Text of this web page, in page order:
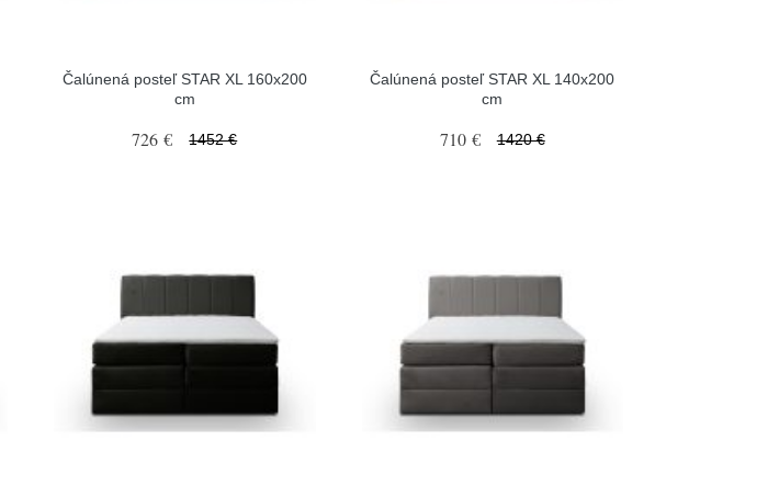
Čalúnená posteľ STAR XL 160x200
cm
726 € 1452 €
Čalúnená posteľ STAR XL 140x200
cm
710 € 1420 €